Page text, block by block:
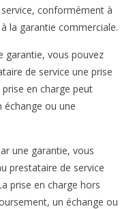
conformément à
la garantie commerciale.
garantie, vous pouvez
de service une prise
en charge peut
ou une
une garantie, vous
prestataire de service
prise en charge hors
un échange ou